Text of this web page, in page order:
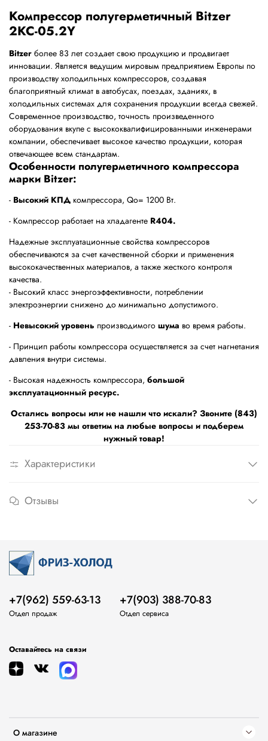
Компрессор полугерметичный Bitzer
2KC-05.2Y
Bitzer более 83 лет создает свою продукцию и продвигает
инновации. Является ведущим мировым предприятием Европы по
производству холодильных компрессоров, создавая
благоприятный климат в автобусах, поездах, зданиях, в
холодильных системах для сохранения продукции всегда свежей.
Современное производство, точность произведенного
оборудования вкупе с высококвалифицированными инженерами
компании, обеспечивает высокое качество продукции, которая
отвечающее всем стандартам.
Особенности полугерметичного компрессора
марки Bitzer:
- Высокий КПД компрессора, Qo= 1200 Bт.
- Компрессор работает на хладагенте R404.
Надежные эксплуатационные свойства компрессоров
обеспечиваются за счет качественной сборки и применения
высококачественных материалов, а также жесткого контроля
качества.
- Высокий класс энергоэффективности, потреблении
электроэнергии снижено до минимально допустимого.
- Невысокий уровень производимого шума во время работы.
- Принцип работы компрессора осуществляется за счет нагнетания
давления внутри системы.
- Высокая надежность компрессора, большой
эксплуатационный ресурс.
Остались вопросы или не нашли что искали? Звоните (843)
253-70-83 мы ответим на любые вопросы и подберем
нужный товар!
Характеристики
Отзывы
О магазине
+7(962) 559-63-13
Отдел продаж
+7(903) 388-70-83
Отдел сервиса
Оставайтесь на связи